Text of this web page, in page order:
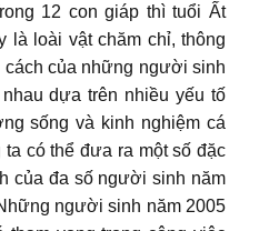
12 con giáp thì tuổi Ất
là loài vật chăm chỉ, thông
cách của những người sinh
dựa trên nhiều yếu tố
sống và kinh nghiệm cá
ta có thể đưa ra một số đặc
của đa số người sinh năm
người sinh năm 2005